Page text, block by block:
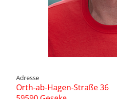
Adresse
Orth-ab-Hagen-Straße 36